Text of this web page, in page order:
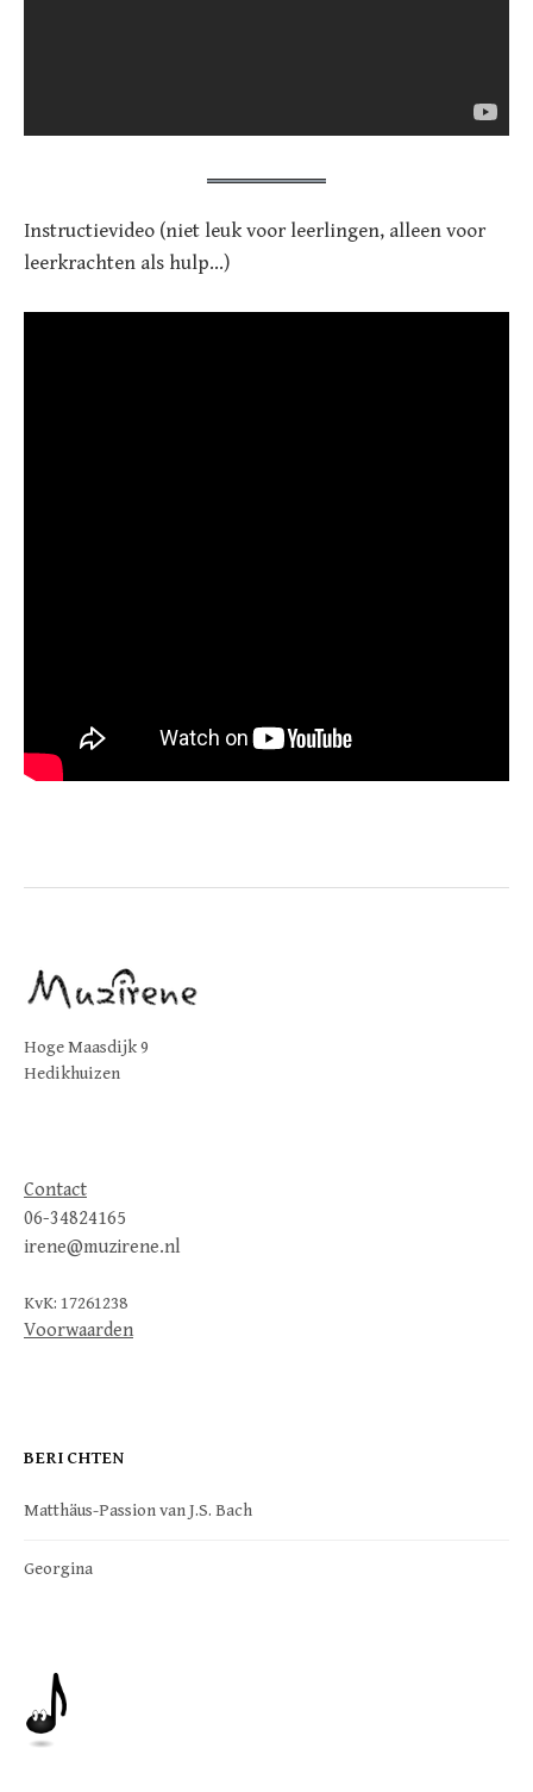
Instructievideo (niet leuk voor leerlingen, alleen voor
leerkrachten als hulp…)
Hoge Maasdijk 9
Hedikhuizen
Contact
06-34824165
irene@muzirene.nl
KvK: 17261238
Voorwaarden
BERICHTEN
Matthäus-Passion van J.S. Bach
Georgina